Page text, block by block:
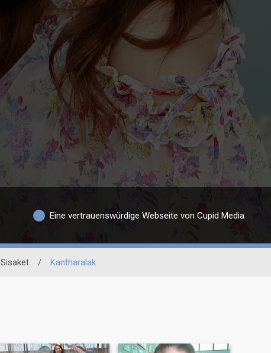
Eine vertrauenswürdige Webseite von Cupid Media
Sisaket / Kantharalak